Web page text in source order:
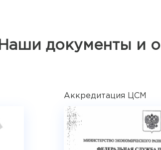
Наши документы и
Аккредитация ЦСМ